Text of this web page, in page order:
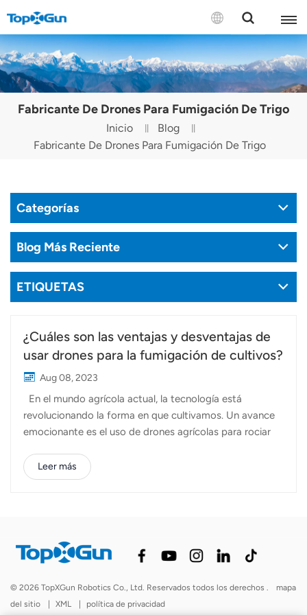
CONTÁCTENOS
English
Español
Русский
Tiếng Việt
Fabricante De Drones Para Fumigación De Trigo
Inicio
Blog
Fabricante De Drones Para Fumigación De Trigo
Categorías
Blog Más Reciente
ETIQUETAS
¿Cuáles son las ventajas y desventajas de
usar drones para la fumigación de cultivos?
Aug 08, 2023
En el mundo agrícola actual, la tecnología está
revolucionando la forma en que cultivamos. Un avance
emocionante es el uso de drones agrícolas para rociar
cerca a las ventajas y desventajas de usar estos
ayudantes de alta tecnología. ventajas: Ahorro de
ahorrando a los agricultores un tiempo y esfuerzo
valiosos. Cuando las plagas atacan inesperadamente, los
rápidamente. Conservación de agua y productos
Leer más
© 2026 TopXGun Robotics Co., Ltd. Reservados todos los derechos .
mapa
del sitio
| XML | política de privacidad